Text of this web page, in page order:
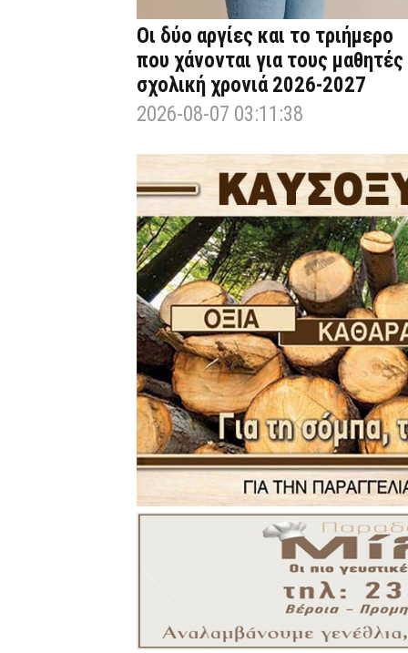
Οι δύο αργίες και το τριήμερο
που χάνονται για τους μαθητές
σχολική χρονιά 2026-2027
2026-08-07 03:11:38